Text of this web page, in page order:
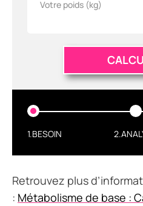
Votre poids (kg)
1.BESOIN
Retrouvez plus
: Métabolisme de base :